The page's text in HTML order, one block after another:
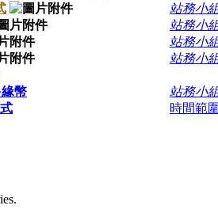
站務小
站務小
站務小
站務小
幣
站務小
時間範圍
.